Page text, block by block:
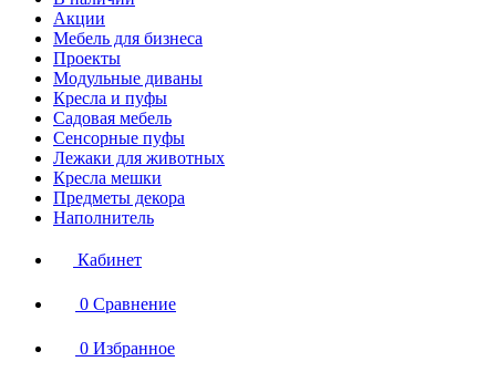
Акции
Мебель для бизнеса
Проекты
Модульные диваны
Кресла и пуфы
Садовая мебель
Сенсорные пуфы
Лежаки для животных
Кресла мешки
Предметы декора
Наполнитель
Кабинет
0 Сравнение
0 Избранное